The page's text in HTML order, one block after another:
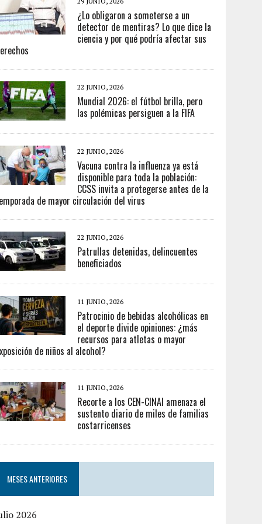
¿Lo obligaron a someterse a un
detector de mentiras? Lo que dice la
ciencia y por qué podría afectar sus
22 JUNIO, 2026
Mundial 2026: el fútbol brilla, pero
las polémicas persiguen a la FIFA
22 JUNIO, 2026
Vacuna contra la influenza ya está
disponible para toda la población:
CCSS invita a protegerse antes de la
de mayor circulación del virus
22 JUNIO, 2026
Patrullas detenidas, delincuentes
beneficiados
11 JUNIO, 2026
Patrocinio de bebidas alcohólicas en
el deporte divide opiniones: ¿más
recursos para atletas o mayor
de niños al alcohol?
11 JUNIO, 2026
Recorte a los CEN-CINAI amenaza el
sustento diario de miles de familias
costarricenses
MESES ANTERIORES
2026